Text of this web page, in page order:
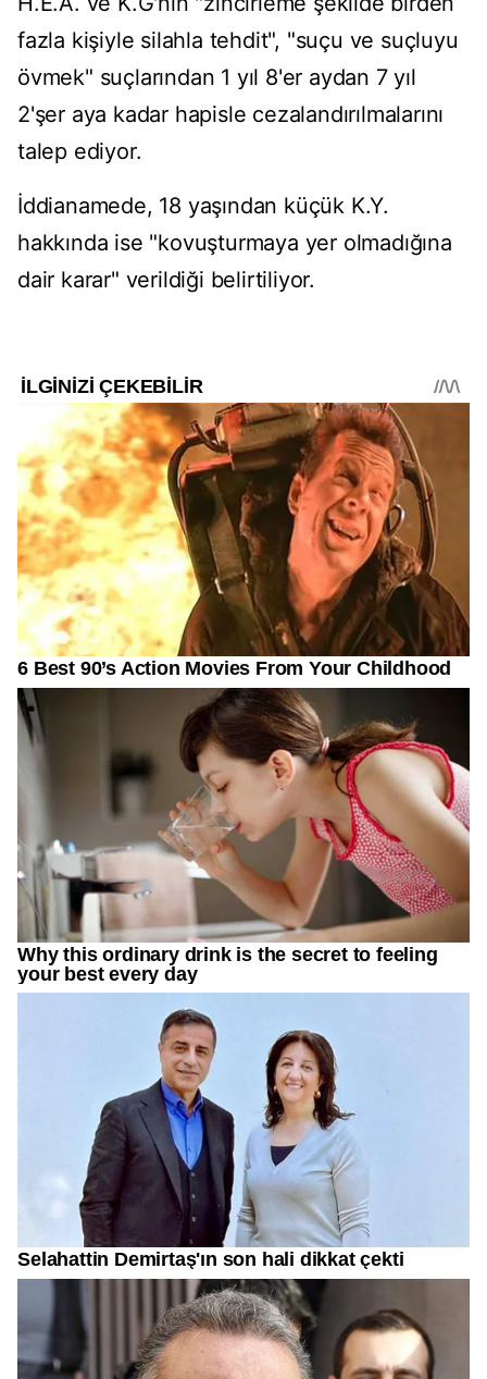
fazla kişiyle silahla tehdit", "suçu ve suçluyu
övmek" suçlarından 1 yıl 8'er aydan 7 yıl
2'şer aya kadar hapisle cezalandırılmalarını
talep ediyor.
İddianamede, 18 yaşından küçük K.Y.
hakkında ise "kovuşturmaya yer olmadığına
dair karar" verildiği belirtiliyor.